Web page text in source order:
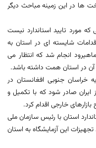
ها در این زمینه مباحث دیگر
که مورد تایید استاندارد نیست
شایسته ای در استان به
انجام شد که انتظار می
آن در استان همت داشته باشد.
خراسان جنوبی افغانستان در
ایران صادر شود که با تکمیل و
بازارهای خارجی اقدام کرد.
استان با رئیس سازمان ملی
تجهیزات این آزمایشگاه به استان